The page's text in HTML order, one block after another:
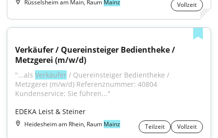
Rüsselsheim am Main, Raum Mainz Vollzeit
Verkäufer / Quereinsteiger Bedientheke /
Metzgerei (m/w/d)
"...als Verkäufer / Quereinsteiger Bedientheke /
Metzgerei (m/w/d) Referenznummer: 40804
Kundenservice: Sie führen..."
EDEKA Leist & Steiner
Heidesheim am Rhein, Raum Mainz Teilzeit Vollzeit